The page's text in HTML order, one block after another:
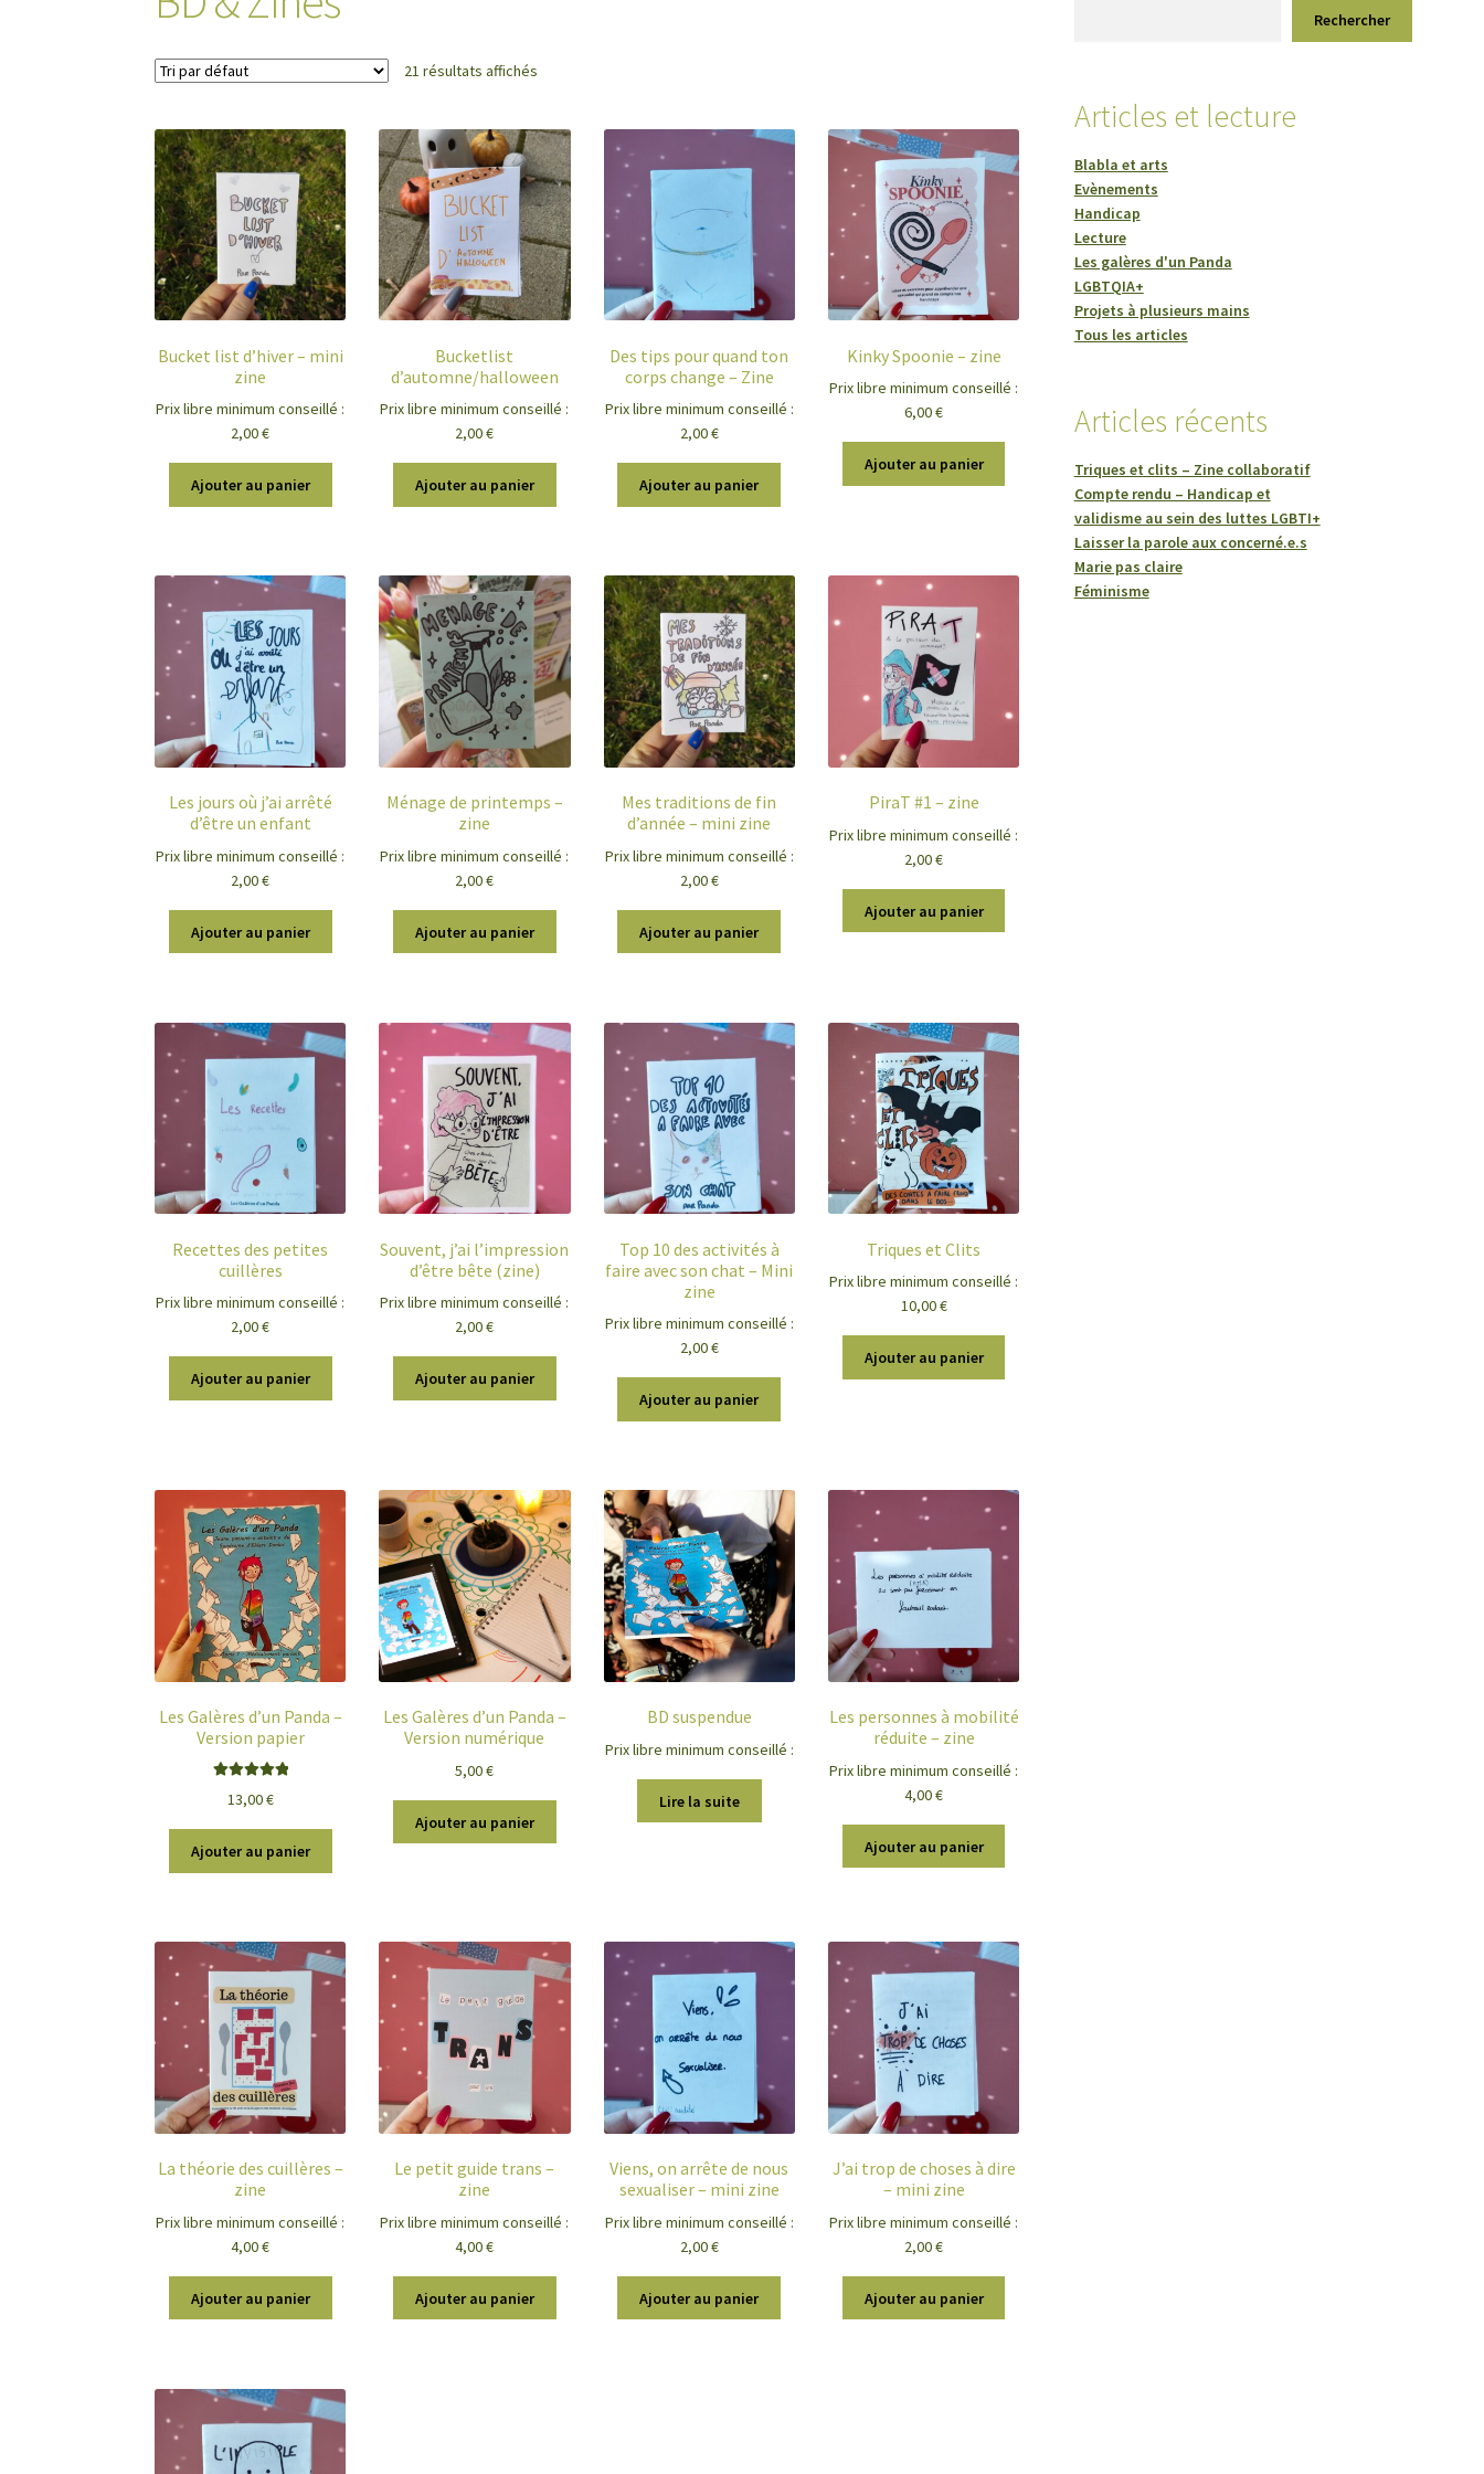
21 résultats affichés
Bucket list d’hiver – mini
zine
Prix libre minimum conseillé :
2,00€
Ajouter au panier
Bucketlist
d’automne/halloween
Prix libre minimum conseillé :
2,00€
Ajouter au panier
Des tips pour quand ton
corps change – Zine
Prix libre minimum conseillé :
2,00€
Ajouter au panier
Kinky Spoonie – zine
Prix libre minimum conseillé :
6,00€
Ajouter au panier
Les jours où j’ai arrêté
d’être un enfant
Prix libre minimum conseillé :
2,00€
Ajouter au panier
Ménage de printemps –
zine
Prix libre minimum conseillé :
2,00€
Ajouter au panier
Mes traditions de fin
d’année – mini zine
Prix libre minimum conseillé :
2,00€
Ajouter au panier
PiraT #1 – zine
Prix libre minimum conseillé :
2,00€
Ajouter au panier
Recettes des petites
cuillères
Prix libre minimum conseillé :
2,00€
Ajouter au panier
Souvent, j’ai l’impression
d’être bête (zine)
Prix libre minimum conseillé :
2,00€
Ajouter au panier
Top 10 des activités à
faire avec son chat – Mini
zine
Prix libre minimum conseillé :
2,00€
Ajouter au panier
Triques et Clits
Prix libre minimum conseillé :
10,00€
Ajouter au panier
Les Galères d’un Panda –
Version papier
13,00€
Ajouter au panier
Les Galères d’un Panda –
Version numérique
5,00€
Ajouter au panier
BD suspendue
Prix libre minimum conseillé :
Lire la suite
Les personnes à mobilité
réduite – zine
Prix libre minimum conseillé :
4,00€
Ajouter au panier
La théorie des cuillères –
zine
Prix libre minimum conseillé :
4,00€
Ajouter au panier
Le petit guide trans –
zine
Prix libre minimum conseillé :
4,00€
Ajouter au panier
Viens, on arrête de nous
sexualiser – mini zine
Prix libre minimum conseillé :
2,00€
Ajouter au panier
J’ai trop de choses à dire
– mini zine
Prix libre minimum conseillé :
2,00€
Ajouter au panier
Rechercher
Articles et lecture
Blabla et arts
Evènements
Handicap
Lecture
Les galères d'un Panda
LGBTQIA+
Projets à plusieurs mains
Tous les articles
Articles récents
Triques et clits – Zine collaboratif
Compte rendu – Handicap et
validisme au sein des luttes LGBTI+
Laisser la parole aux concerné.e.s
Marie pas claire
Féminisme